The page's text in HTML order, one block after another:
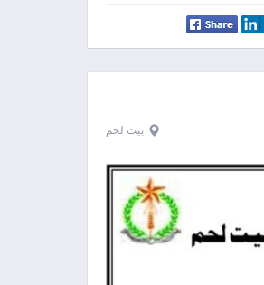
بيت لحم